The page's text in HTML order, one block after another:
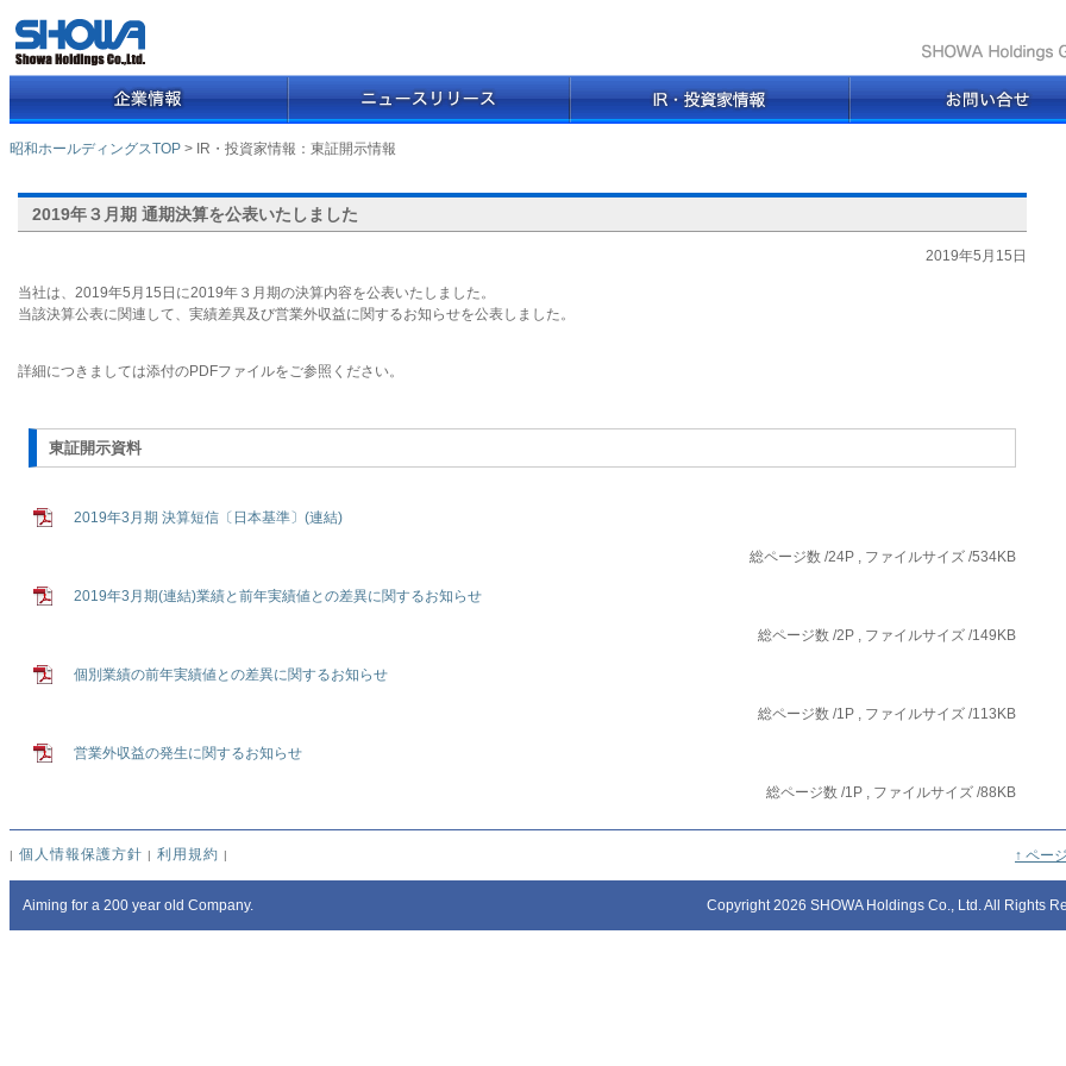
昭和ホールディングスTOP > IR・投資家情報：東証開示情報
2019年３月期 通期決算を公表いたしました
2019年5月15日
当社は、2019年5月15日に2019年３月期の決算内容を公表いたしました。
当該決算公表に関連して、実績差異及び営業外収益に関するお知らせを公表しました。
詳細につきましては添付のPDFファイルをご参照ください。
東証開示資料
2019年3月期 決算短信〔日本基準〕(連結)
総ページ数 /24P , ファイルサイズ /534KB
2019年3月期(連結)業績と前年実績値との差異に関するお知らせ
総ページ数 /2P , ファイルサイズ /149KB
個別業績の前年実績値との差異に関するお知らせ
総ページ数 /1P , ファイルサイズ /113KB
営業外収益の発生に関するお知らせ
総ページ数 /1P , ファイルサイズ /88KB
| 個人情報保護方針 | 利用規約 | ↑ ペー
Aiming for a 200 year old Company. Copyright 2026 SHOWA Holdings Co., Ltd. All Rights